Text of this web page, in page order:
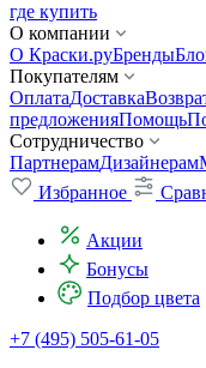
где купить
О компании
О Краски.руБренды
Покупателям
ОплатаДоставка
предложенияПомощь
Сотрудничество
ПартнерамДизайнерам
Избранное
Акции
Бонусы
Подбор цвета
+7 (495) 505-61-05